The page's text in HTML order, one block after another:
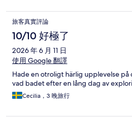
旅客真實評論
10/10 好極了
2026 年 6 月 11 日
使用 Google 翻譯
Hade en otroligt härlig upplevelse
vad badet efter en lång dag av
Cecilia，3 晚旅行